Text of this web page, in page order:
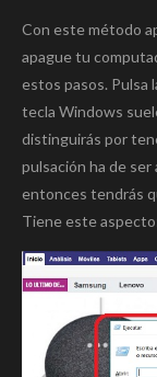
Con este método
apague tu
estos pasos. Pulsa
tecla Windows
distinguirás por
pulsación ha de ser
entonces tendrás
Tiene este